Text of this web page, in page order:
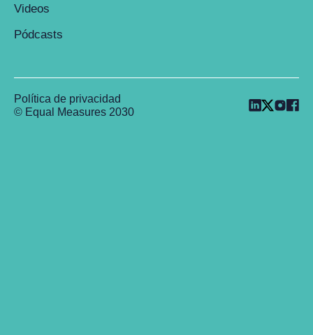
Videos
Pódcasts
© Equal Measures 2030
Política de privacidad